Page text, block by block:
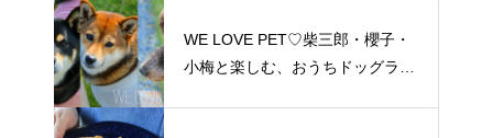
WE LOVE PET♡柴三郎・櫻子・
小梅と楽しむ、おうちドッグラン